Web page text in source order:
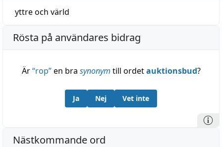
yttreoch värld
Rösta på användares bidrag
Är“rop”en bra synonym till ordetauktionsbud?
Ja Nej Vet inte
Nästkommande ord